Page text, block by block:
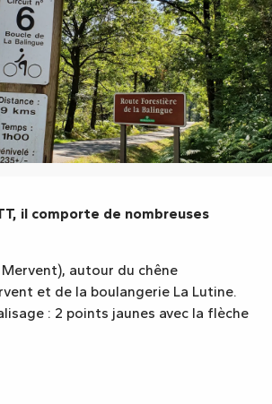
il comporte de nombreuses
autour du chêne
et de la boulangerie La Lutine.
: 2 points jaunes avec la flèche